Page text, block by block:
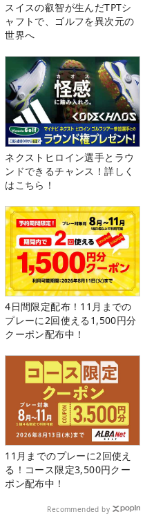
スイスの叡智が生んだTPTシ
ャフトで、ゴルフを異次元の
世界へ
ネクストヒロイン選手とラウ
ンドできるチャンス！詳しく
はこちら！
4日間限定配布！11月までの
プレーに2回使える1,500円分
クーポン配布中！
11月までのプレーに2回使え
る！コース限定3,500円クー
ポン配布中！
Recommended by